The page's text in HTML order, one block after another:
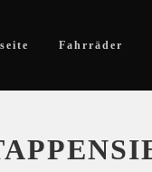
Fahrräder